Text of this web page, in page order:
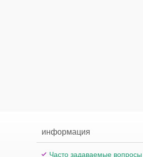
информация
Часто задаваемые вопросы